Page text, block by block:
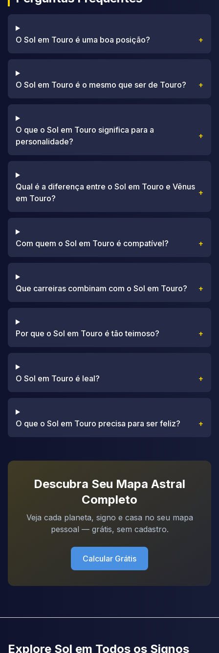
O Sol em Touro é uma boa posição? +
O Sol em Touro é o mesmo que ser de Touro? +
O que o Sol em Touro significa para a
personalidade?
+
Qual é a diferença entre o Sol em Touro e Vênus
em Touro?
+
Com quem o Sol em Touro é compatível? +
Que carreiras combinam com o Sol em Touro? +
Por que o Sol em Touro é tão teimoso? +
O Sol em Touro é leal? +
O que o Sol em Touro precisa para ser feliz? +
Descubra Seu Mapa Astral
Completo
Veja cada planeta, signo e casa no seu mapa
pessoal — grátis, sem cadastro.
Calcular Grátis
Explore Sol em Todos os Signos